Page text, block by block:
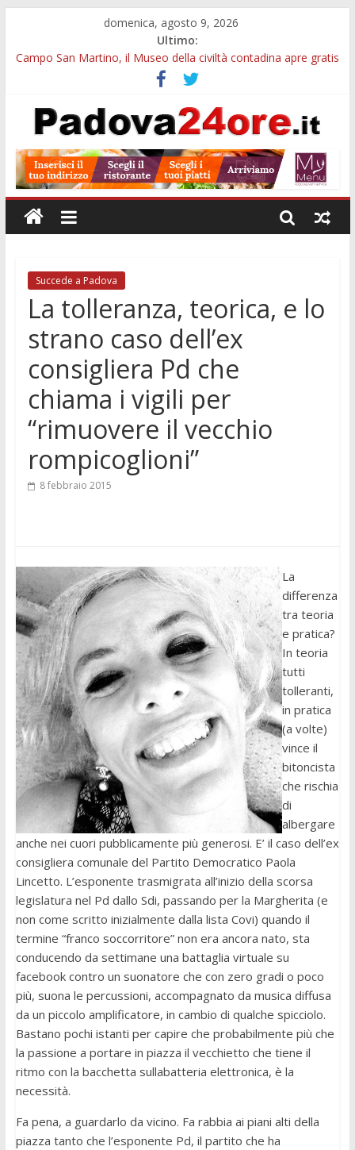
domenica, agosto 9, 2026
Ultimo:
Campo San Martino, il Museo della civiltà contadina apre gratis
Notturni al Museo di Geografia di Padova: visita tra globi,
atlanti e carte antiche
Campus estivo nei Musei Civici di Padova: arte e monumenti
Galleria Cavour, cento opere di Diana Migliorato tra colore,
poesia e musica a Padova
Cinema Arena Romana, stasera la commedia di Antonio
Albanese sotto le stelle a Padova
Succede a Padova
La tolleranza, teorica, e lo
strano caso dell’ex
consigliera Pd che
chiama i vigili per
“rimuovere il vecchio
rompicoglioni”
8 febbraio 2015
La
differenza
tra teoria
e pratica?
In teoria
tutti
tolleranti,
in pratica
(a volte)
vince il
bitoncista
che rischia
di
albergare
anche nei cuori pubblicamente più generosi. E’ il caso dell’ex
consigliera comunale del Partito Democratico Paola
Lincetto. L’esponente trasmigrata all’inizio della scorsa
legislatura nel Pd dallo Sdi, passando per la Margherita (e
non come scritto inizialmente dalla lista Covi) quando il
termine “franco soccorritore” non era ancora nato, sta
conducendo da settimane una battaglia virtuale su
facebook contro un suonatore che con zero gradi o poco
più, suona le percussioni, accompagnato da musica diffusa
da un piccolo amplificatore, in cambio di qualche spicciolo.
Bastano pochi istanti per capire che probabilmente più che
la passione a portare in piazza il vecchietto che tiene il
ritmo con la bacchetta sullabatteria elettronica, è la
necessità.
Fa pena, a guardarlo da vicino. Fa rabbia ai piani alti della
piazza tanto che l’esponente Pd, il partito che ha